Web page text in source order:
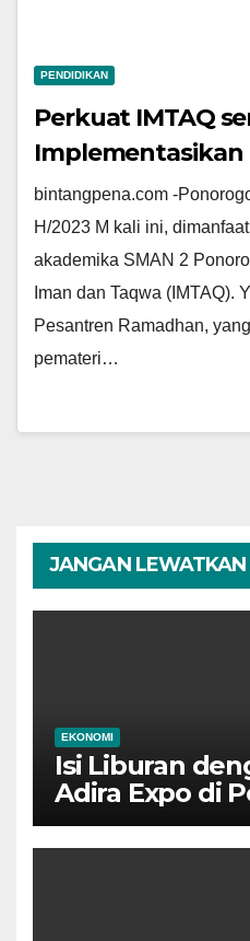
PENDIDIKAN
Perkuat IMTAQ
Implementasikan
Pancasila, SMAN
Gandeng Ponpes
Pasantren
bintangpena.com -
H/2023 M kali ini,
akademika SMAN 2
Iman dan Taqwa (IMTAQ).
Pesantren Ramadhan,
pemateri…
JANGAN LEWATKAN
EKONOMI
Isi Liburan
Adira Expo di